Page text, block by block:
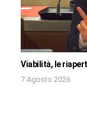
Viabilità, le
7 Agosto 2026